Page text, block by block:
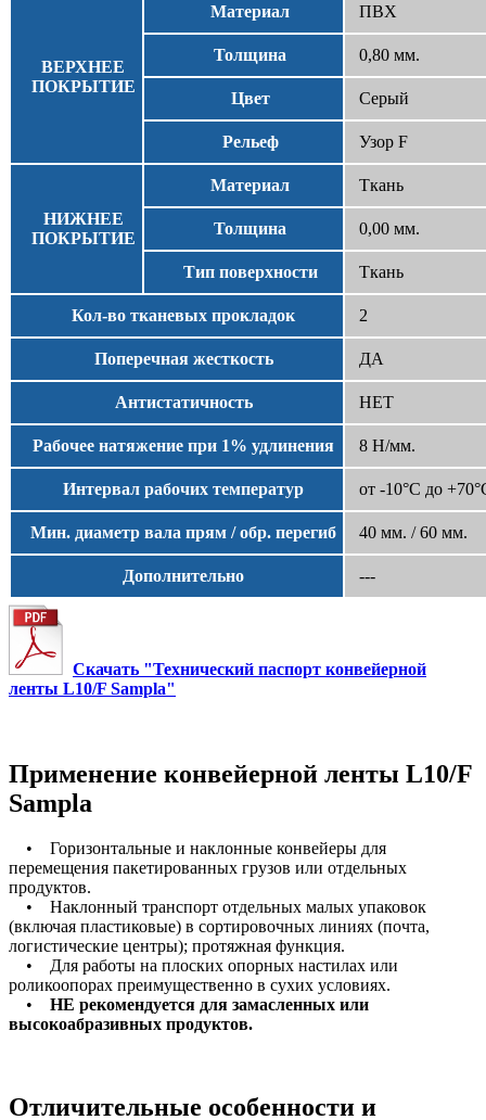
ВЕРХНЕЕ
ПОКРЫТИЕ
Материал ПВХ
Толщина 0,80 мм.
Цвет Серый
Рельеф Узор F
НИЖНЕЕ
ПОКРЫТИЕ
Материал Ткань
Толщина 0,00 мм.
Тип поверхности Ткань
Кол-во тканевых прокладок 2
Поперечная жесткость ДА
Антистатичность НЕТ
Рабочее натяжение при 1% удлинения 8 Н/мм.
Интервал рабочих температур от -10°С до
Мин. диаметр вала прям / обр. перегиб 40 мм. / 60 мм.
Дополнительно ---
Скачать "Технический паспорт конвейерной
ленты L10/F Sampla"
Применение конвейерной ленты L10/F
Sampla
• Горизонтальные и наклонные конвейеры для
перемещения пакетированных грузов или отдельных
продуктов.
• Наклонный транспорт отдельных малых упаковок
(включая пластиковые) в сортировочных линиях (почта,
логистические центры); протяжная функция.
• Для работы на плоских опорных настилах или
роликоопорах преимущественно в сухих условиях.
• НЕ рекомендуется для замасленных или
высокоабразивных продуктов.
Отличительные особенности и